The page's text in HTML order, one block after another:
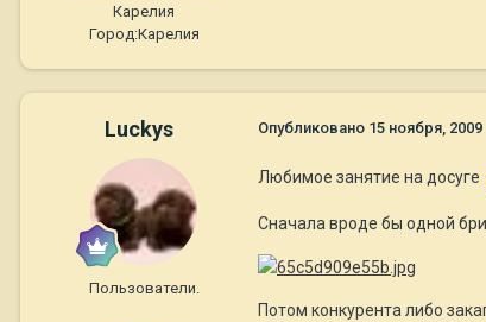
Карелия
Город:Карелия
Luckys
Пользователи.
Опубликовано 15 ноября, 2009
Любимое занятие на досуге
Сначала вроде бы одной
Потом конкурента либо